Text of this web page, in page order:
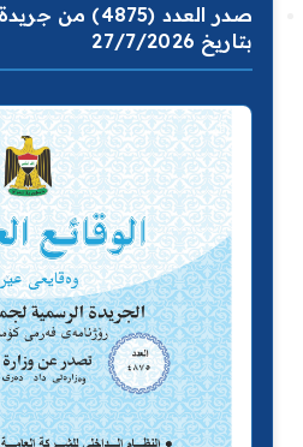
صدر العدد (4875)
بتاريخ 27/7/2026